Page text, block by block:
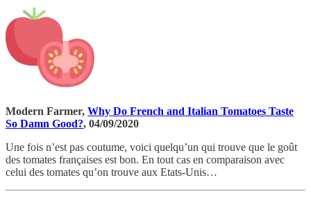
Modern Farmer, Why Do French and Italian Tomatoes Taste
So Damn Good?, 04/09/2020
Une fois n’est pas coutume, voici quelqu’un qui trouve que le goût
des tomates françaises est bon. En tout cas en comparaison avec
celui des tomates qu’on trouve aux Etats-Unis…